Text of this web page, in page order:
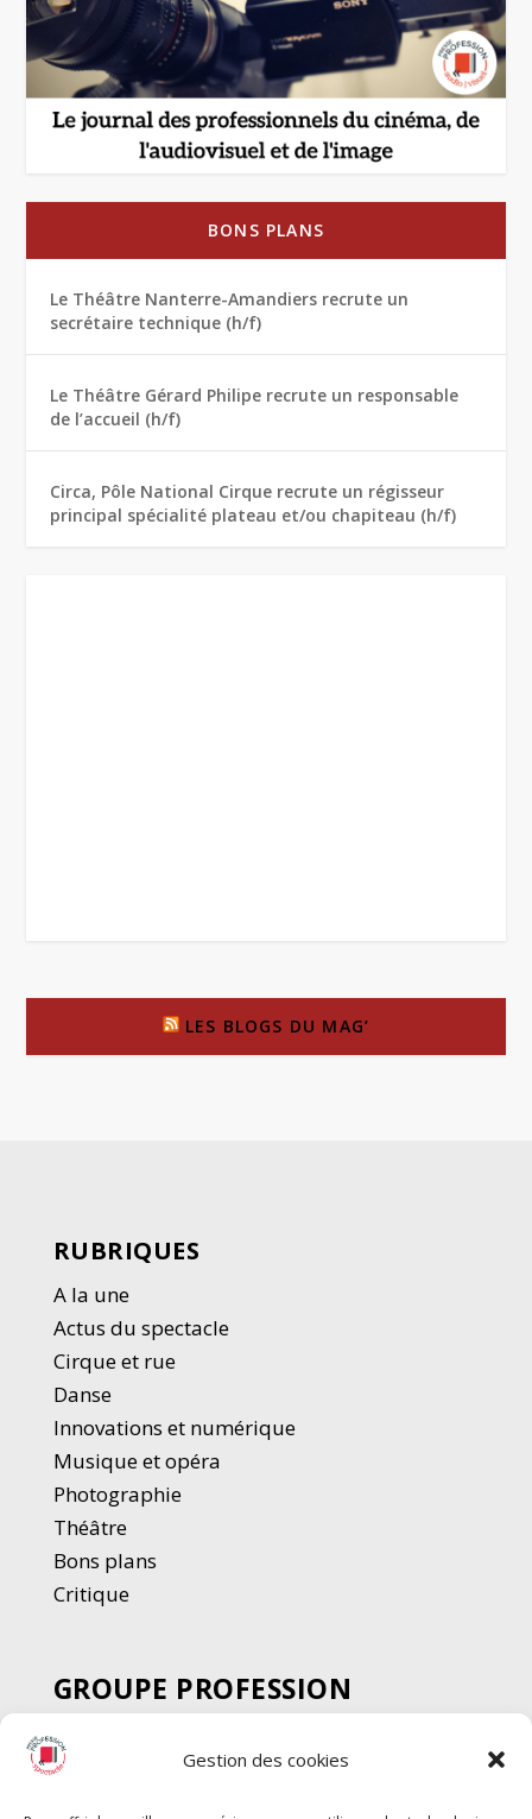
Gestion des cookies
BONS PLANS
Le Théâtre Nanterre-Amandiers recrute un
secrétaire technique (h/f)
Le Théâtre Gérard Philipe recrute un responsable
de l’accueil (h/f)
Circa, Pôle National Cirque recrute un régisseur
principal spécialité plateau et/ou chapiteau (h/f)
LES BLOGS DU MAG’
RUBRIQUES
A la une
Actus du spectacle
Cirque et rue
Danse
Innovations et numérique
Musique et opéra
Photographie
Théâtre
Bons plans
Critique
GROUPE PROFESSION
SPECTACLE
Chèque Intermittents